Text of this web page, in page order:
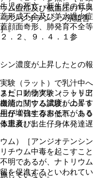
児の死亡、新生児の低血
形成不全及び羊水過少症
顔面奇形、肺発育不全等
．２、９．４．１参
験（ラット）で乳汁中へ
た、動物実験（ラット出
能に関する試験）の１５
仔４日生存率低下、５０
重及び出生仔身体発達遅
していない。
ム血症及び低血圧のリス
アンジオテンシン系阻害
。
ン濃度が上昇したとの報
ピロノラクトン、トリア
清カリウム濃度が上昇す
が増強するおそれがある
患者）］。
ム）［アンジオテンシン
チウム中毒を起こすこと
明であるが、ナトリウム
を促進するといわれてい